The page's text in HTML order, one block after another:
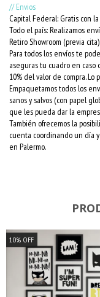
// Envios
Capital Federal: Gratis con
Todo el país: Realizamos
Retiro Showroom (previa
Para todos los envíos te
aseguras tu cuadro en caso
10% del valor de compra.
Empaquetamos todos los
sanos y salvos (con papel
que les pueda dar la
También ofrecemos la
cuenta coordinando un día
en Palermo.
10% OFF